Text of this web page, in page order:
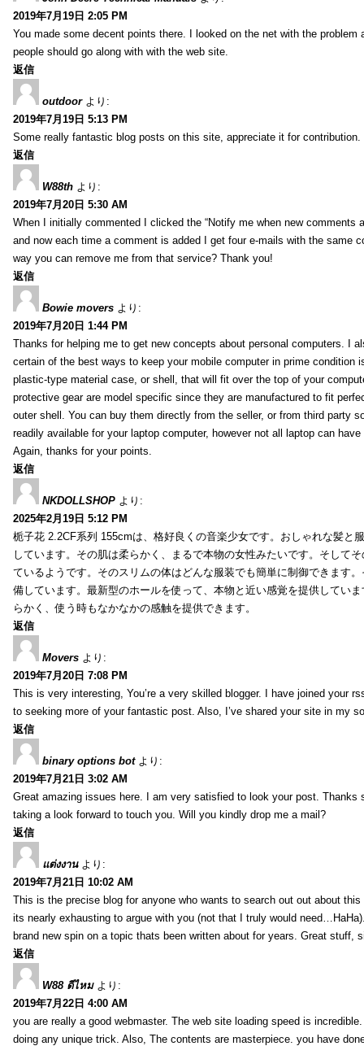
2019年7月19日 2:05 PM
You made some decent points there. I looked on the net with the problem
people should go along with with the web site.
返信
outdoor より:
2019年7月19日 5:13 PM
Some really fantastic blog posts on this site, appreciate it for contribution.
返信
W88th より:
2019年7月20日 5:30 AM
When I initially commented I clicked the “Notify me when new comments
and now each time a comment is added I get four e-mails with the same
way you can remove me from that service? Thank you!
返信
Bowie movers より:
2019年7月20日 1:44 PM
Thanks for helping me to get new concepts about personal computers. I
certain of the best ways to keep your mobile computer in prime condition
plastic-type material case, or shell, that will fit over the top of your
protective gear are model specific since they are manufactured to fit
outer shell. You can buy them directly from the seller, or from third party
readily available for your laptop computer, however not all laptop can
Again, thanks for your points.
返信
NKDOLLSHOP より:
2025年2月19日 5:12 PM
栀子花 2.2CF系列 155cmは、格好良くの音楽少女です。おしゃれな髪と
しています。その肌は柔らかく、まるで本物の女性みたいです。そして
ているようです。そのスリムの体はどんな服装でも簡単に制御できます
備しています。最新型のホールを使って、本物と近い感覚を提供してい
らかく、使う時もなかなかの感触を提供できます。
返信
Movers より:
2019年7月20日 7:08 PM
This is very interesting, You’re a very skilled blogger. I have joined your
to seeking more of your fantastic post. Also, I’ve shared your site in my
返信
binary options bot より:
2019年7月21日 3:02 AM
Great amazing issues here. I am very satisfied to look your post. Thanks
taking a look forward to touch you. Will you kindly drop me a mail?
返信
แต่งงาน より:
2019年7月21日 10:02 AM
This is the precise blog for anyone who wants to search out out about
its nearly exhausting to argue with you (not that I truly would
brand new spin on a topic thats been written about for years. Great stuff,
返信
W88 ดีไหม より:
2019年7月22日 4:00 AM
you are really a good webmaster. The web site loading speed is
doing any unique trick. Also, The contents are masterpiece. you have